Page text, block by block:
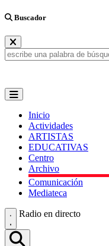
Buscador
Inicio
Actividades
ARTISTAS
EDUCATIVAS
Centro
Archivo
Comunicación
Mediateca
Radio en directo